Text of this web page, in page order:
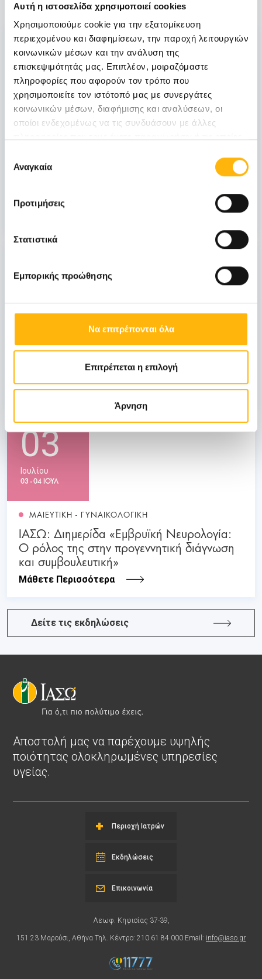
Αυτή η ιστοσελίδα χρησιμοποιεί cookies
Χρησιμοποιούμε cookie για την εξατομίκευση
περιεχομένου και διαφημίσεων, την παροχή λειτουργιών
κοινωνικών μέσων και την ανάλυση της
επισκεψιμότητάς μας. Επιπλέον, μοιραζόμαστε
πληροφορίες που αφορούν τον τρόπο που
χρησιμοποιείτε τον ιστότοπό μας με συνεργάτες
κοινωνικών μέσων, διαφήμισης και αναλύσεων, οι
οποίοι ενδεχομένως να τις συνδυάσουν με άλλες
των υπηρεσιών τους.
συγκατάθεσης
Αναγκαία
Προτιμήσεις
Στατιστικά
Εμπορικής προώθησης
Να επιτρέπονται όλα
Επιτρέπεται η επιλογή
Άρνηση
06
Νοεμβρίου
06 - 07 ΝΟΕ
ΓΕΝΙΚΗ ΚΛΙΝΙΚΗ
ΙΑΣΩ Γενική Κλινική: Επιστημονική
Διημερίδα «Γυναικολογικές νεοπλασίες και
νεοπλασίες ουροποιητικού και μαστού:
δεδομένα από το ESMO 2026»
31
ΙΑΣΩ: Ημερίδα «Ενδιαφέροντα θέματα
Μάθετε Περισσότερα
03
Ιουλίου
03 - 04 ΙΟΥΛ
ΜΑΙΕΥΤΙΚΗ - ΓΥΝΑΙΚΟΛΟΓΙΚΗ
ΙΑΣΩ: Διημερίδα «Εμβρυϊκή Νευρολογία:
Ο ρόλος της στην προγεννητική διάγνωση
και συμβουλευτική»
Μάθετε Περισσότερα
Δείτε τις εκδηλώσεις
Αποστολή μας να παρέχουμε υψηλής
ποιότητας ολοκληρωμένες υπηρεσίες
υγείας.
Περιοχή Ιατρών
Εκδηλώσεις
Λεωφ. Κηφισίας 37-39,
151 23 Μαρούσι, Αθήνα Τηλ. Κέντρο: 210 61 84 000 Email: info@iaso.gr
Επικοινωνία